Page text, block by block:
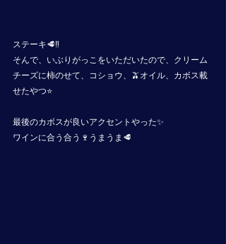
ステーキ🥩‼️
そんで、いぶりがっこをいただいたので、クリーム
チーズに柿のせて、コショウ、🫒オイル、カボス載
せたやつ⭐️
最後のカボスが良いアクセントやった✨
ワインに合う合う🍷うまうま🥩